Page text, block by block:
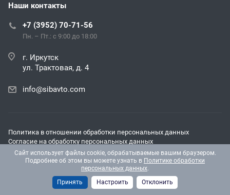
Наши контакты
+7 (3952) 70-71-56
Пн. – Пт.: с 9:00 до 18:00
г. Иркутск
ул. Трактовая, д. 4
info@sibavto.com
Политика в отношении обработки персональных данных
Согласие на обработку персональных данных
Согласие на получение рекламных и информационных
материалов
© 2026 Все права защищены.
Сайт использует файлы cookie, обрабатываемые вашим браузером.
Подробнее об этом вы можете узнать в Политике обработки
персональных данных.
Принять
Настроить Отклонить